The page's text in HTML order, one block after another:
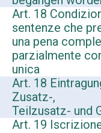
Art. 18
sentenze che
una pena
parzialmente
unica
Art. 18
Zusatz-,
Teilzusatz- und
Art. 19